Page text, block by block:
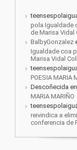
pola Igualdade
de Marisa Vidal
BalbyGonzalez
Igualdade coa
Marisa Vidal
POESIA MARIA
Descoñecida en
MARIA MARIÑO
reivindica a
conferencia de